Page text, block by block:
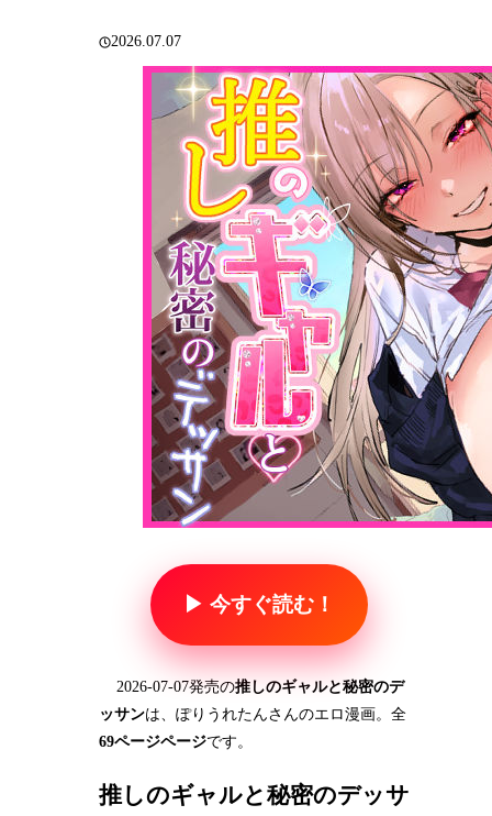
2026.07.07
▶ 今すぐ読む！
2026-07-07発売の推しのギャルと秘密のデ
ッサンは、ぽりうれたんさんのエロ漫画。全
69ページページです。
推しのギャルと秘密のデッサ